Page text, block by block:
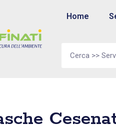
Home